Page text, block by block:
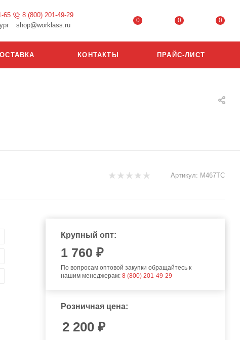
65
8 (800) 201-49-29
shop@worklass.ru
0 0 0
КОНТАКТЫ ПРАЙС-ЛИСТ
Артикул: М467ТС
Крупный опт:
1 760 ₽
По вопросам оптовой закупки обращайтесь к
нашим менеджерам: 8 (800) 201-49-29
Розничная цена:
2 200₽